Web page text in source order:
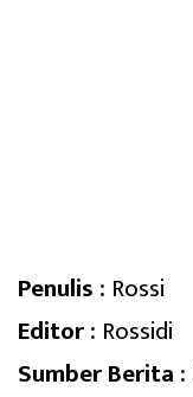
Penulis : Rossi
Editor : Rossidi
Sumber Berita :